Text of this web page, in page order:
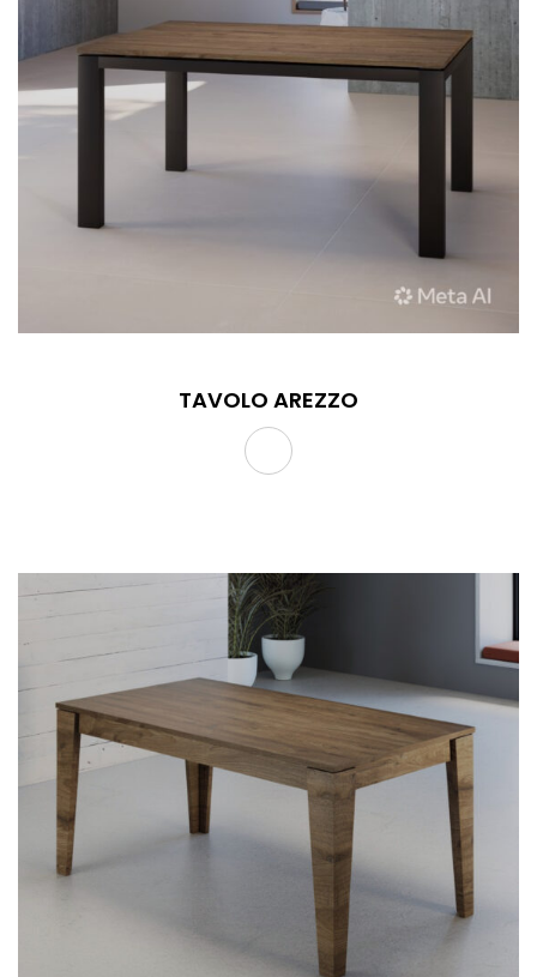
TAVOLO AREZZO